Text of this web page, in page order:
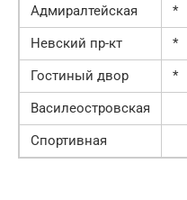
Адмиралтейская
*
Невский пр-кт
*
Гостиный двор
*
Василеостровская
Спортивная